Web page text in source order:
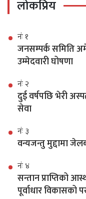
लोकप्रिय
नंः १
जनसम्पर्क समिति
उम्मेदवारी घोषणा
नंः २
दुई वर्षपछि भेरी
सेवा
नंः ३
वन्यजन्तु मुद्दामा
नंः ४
सन्तान प्राप्तिको
पूर्वाधार विकासको